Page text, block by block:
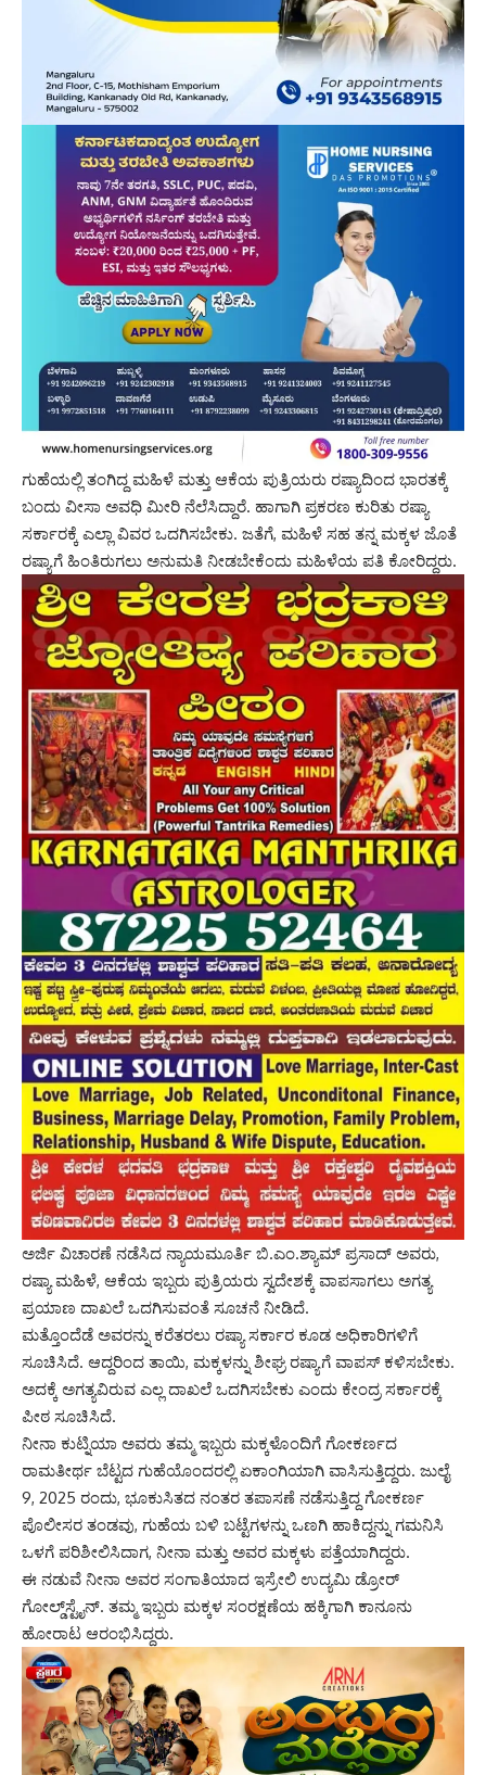
ಗುಹೆಯಲ್ಲಿ ತಂಗಿದ್ದ ಮಹಿಳೆ ಮತ್ತು ಆಕೆಯ ಪುತ್ರಿಯರು ರಷ್ಯಾದಿಂದ ಭಾರತಕ್ಕೆ
ಬಂದು ವೀಸಾ ಅವಧಿ ಮೀರಿ ನೆಲೆಸಿದ್ದಾರೆ. ಹಾಗಾಗಿ ಪ್ರಕರಣ ಕುರಿತು ರಷ್ಯಾ
ಸರ್ಕಾರಕ್ಕೆ ಎಲ್ಲಾ ವಿವರ ಒದಗಿಸಬೇಕು. ಜತೆಗೆ, ಮಹಿಳೆ ಸಹ ತನ್ನ ಮಕ್ಕಳ ಜೊತೆ
ರಷ್ಯಾಗೆ ಹಿಂತಿರುಗಲು ಅನುಮತಿ ನೀಡಬೇಕೆಂದು ಮಹಿಳೆಯ ಪತಿ ಕೋರಿದ್ದರು.
ಅರ್ಜಿ ವಿಚಾರಣೆ ನಡೆಸಿದ ನ್ಯಾಯಮೂರ್ತಿ ಬಿ.ಎಂ.ಶ್ಯಾಮ್ ಪ್ರಸಾದ್ ಅವರು,
ರಷ್ಯಾ ಮಹಿಳೆ, ಆಕೆಯ ಇಬ್ಬರು ಪುತ್ರಿಯರು ಸ್ವದೇಶಕ್ಕೆ ವಾಪಸಾಗಲು ಅಗತ್ಯ
ಪ್ರಯಾಣ ದಾಖಲೆ ಒದಗಿಸುವಂತೆ ಸೂಚನೆ ನೀಡಿದೆ.
ಮತ್ತೊಂದೆಡೆ ಅವರನ್ನು ಕರೆತರಲು ರಷ್ಯಾ ಸರ್ಕಾರ ಕೂಡ ಅಧಿಕಾರಿಗಳಿಗೆ
ಸೂಚಿಸಿದೆ. ಆದ್ದರಿಂದ ತಾಯಿ, ಮಕ್ಕಳನ್ನು ಶೀಘ್ರ ರಷ್ಯಾಗೆ ವಾಪಸ್ ಕಳಿಸಬೇಕು.
ಅದಕ್ಕೆ ಅಗತ್ಯವಿರುವ ಎಲ್ಲ ದಾಖಲೆ ಒದಗಿಸಬೇಕು ಎಂದು ಕೇಂದ್ರ ಸರ್ಕಾರಕ್ಕೆ
ಪೀಠ ಸೂಚಿಸಿದೆ.
ನೀನಾ ಕುಟ್ನಿಯಾ ಅವರು ತಮ್ಮ ಇಬ್ಬರು ಮಕ್ಕಳೊಂದಿಗೆ ಗೋಕರ್ಣದ
ರಾಮತೀರ್ಥ ಬೆಟ್ಟದ ಗುಹೆಯೊಂದರಲ್ಲಿ ಏಕಾಂಗಿಯಾಗಿ ವಾಸಿಸುತ್ತಿದ್ದರು. ಜುಲೈ
9, 2025 ರಂದು, ಭೂಕುಸಿತದ ನಂತರ ತಪಾಸಣೆ ನಡೆಸುತ್ತಿದ್ದ ಗೋಕರ್ಣ
ಪೊಲೀಸರ ತಂಡವು, ಗುಹೆಯ ಬಳಿ ಬಟ್ಟೆಗಳನ್ನು ಒಣಗಿ ಹಾಕಿದ್ದನ್ನು ಗಮನಿಸಿ
ಒಳಗೆ ಪರಿಶೀಲಿಸಿದಾಗ, ನೀನಾ ಮತ್ತು ಅವರ ಮಕ್ಕಳು ಪತ್ತೆಯಾಗಿದ್ದರು.
ಈ ನಡುವೆ ನೀನಾ ಅವರ ಸಂಗಾತಿಯಾದ ಇಸ್ರೇಲಿ ಉದ್ಯಮಿ ಡ್ರೋರ್
ಗೋಲ್ಡ್‌ಸ್ಟೈನ್. ತಮ್ಮ ಇಬ್ಬರು ಮಕ್ಕಳ ಸಂರಕ್ಷಣೆಯ ಹಕ್ಕಿಗಾಗಿ ಕಾನೂನು
ಹೋರಾಟ ಆರಂಭಿಸಿದ್ದರು.